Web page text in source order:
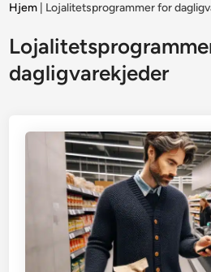
Hjem Lojalitetsprogrammer for
dagligvarekjeder